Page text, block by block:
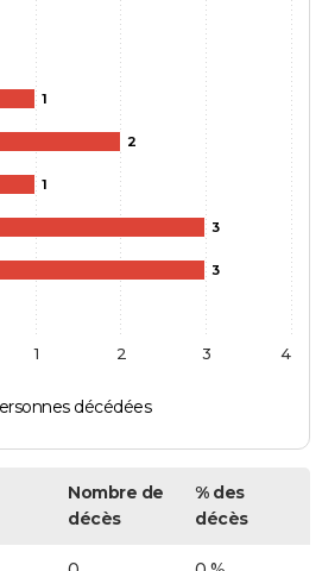
1
2
1
3
3
décédées
1 2 3 4
Nombre de
décès
% des
décès